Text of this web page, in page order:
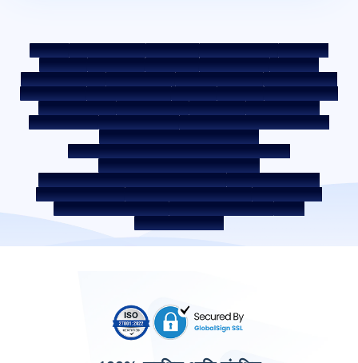
साईटमॅप फेअर प्रॅक्टिस कोड बेंचमार्क रेट्स KYC मार्गदर्शक तत्त्वे
डाउनलोड्स
सेल नोटीस
ऑक्शन पोर्टल कुकी पॉलिसी प्रायव्हसी पॉलिसी
अटी व शर्ती
व्हिसल ब्लोअर पॉलिसी
तक्रार पोस्ट करा तक्रार निवारण पॉलिसी
एन्व्हायरमेंट पॉलिसी
क्वॉलिटी पॉलिसी
सोशल मीडिया पॉलिसी अस्वीकृती इंटरेस्ट रेट
इंटरेस्ट रेट पॉलिसी
फी आणि अन्य शुल्क
आवश्यक डॉक्युमेंट प्रीपेमेंट शुल्क
ROI स्विच पॉलिसी
को-लेंडिंग पॉलिसी
को-लेंडिंग पार्टनरशिप
कर्जदाराचे शिक्षण - SMA/ NPA वर्गीकरण
कर्जदार जागरूकता - RBI ओम्बड्समॅन स्कीम
कर्जदार जागरूकता - प्रॉपर्टी डॉक्युमेंट्स हस्तांतरणाची प्रक्रिया
कॉर्पोरेट गव्हर्नन्स वरील अंतर्गत मार्गदर्शक तत्त्वे
SARFAESI कायदा 2002 अंतर्गत सुरक्षित मालमत्ता
बंद केलेले सर्व्हिस प्रदाता
डिजिटल सोर्सिंग पार्टनर
लिक्विडिटी रिस्क वरील डिस्क्लोजर
डिजिटल सर्व्हिसेस
सीकेवायसी जागरूकता व्हिडिओ
सीकेवायसी जागरुकता फोटो
CSR
भारतातील होम लोकेशन